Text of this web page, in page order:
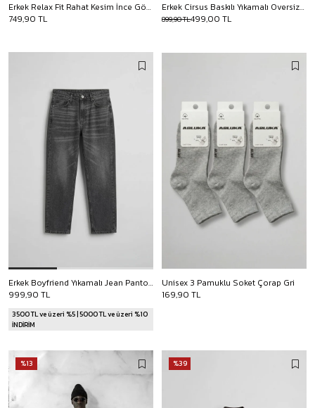
Erkek Relax Fit Rahat Kesim İnce Gömlek Siyah
749,90 TL
Erkek Cirsus Baskılı Yıkamalı Oversize T-Shırt Siyah
499,00 TL
899,90 TL
Erkek Boyfriend Yıkamalı Jean Pantolon Antrasit
999,90 TL
3500 TL ve üzeri %5 | 5000 TL ve üzeri %10
İNDİRİM
Unisex 3 Pamuklu Soket Çorap Gri
169,90 TL
%13 %39